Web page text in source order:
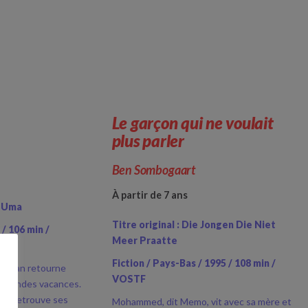
106 min /
retourne
vacances.
retrouve ses
Le garçon qui ne voulait
plus parler
Ben Sombogaart
À partir de 7 ans
Titre original : Die Jongen Die Niet
Meer Praatte
Fiction / Pays-Bas / 1995 / 108 min /
VOSTF
Mohammed, dit Memo, vit avec sa mère et